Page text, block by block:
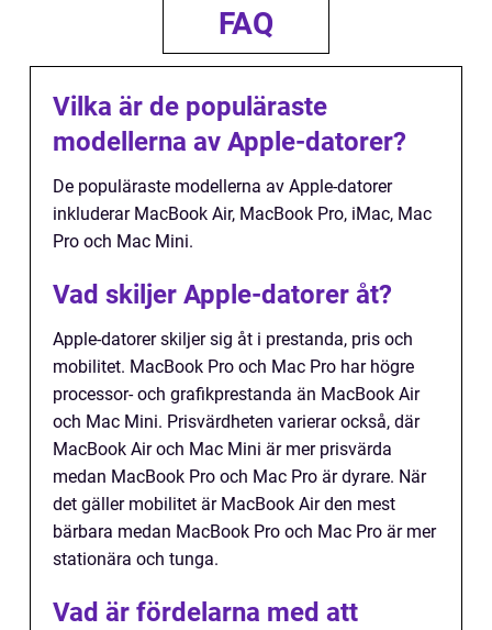
FAQ
Vilka är de populäraste
modellerna av Apple-datorer?
De populäraste modellerna av Apple-datorer
inkluderar MacBook Air, MacBook Pro, iMac, Mac
Pro och Mac Mini.
Vad skiljer Apple-datorer åt?
Apple-datorer skiljer sig åt i prestanda, pris och
mobilitet. MacBook Pro och Mac Pro har högre
processor- och grafikprestanda än MacBook Air
och Mac Mini. Prisvärdheten varierar också, där
MacBook Air och Mac Mini är mer prisvärda
medan MacBook Pro och Mac Pro är dyrare. När
det gäller mobilitet är MacBook Air den mest
bärbara medan MacBook Pro och Mac Pro är mer
stationära och tunga.
Vad är fördelarna med att